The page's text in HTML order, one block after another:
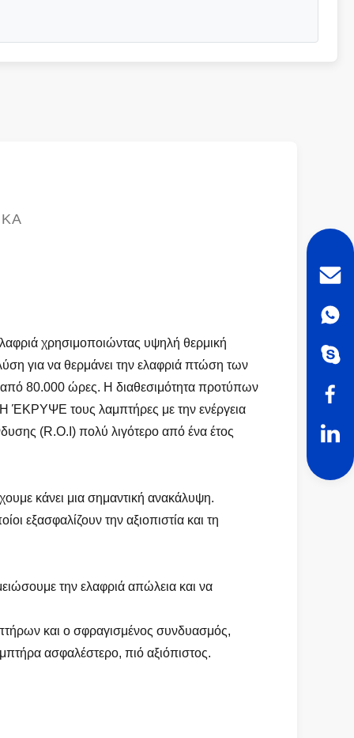
χρησιμοποιώντας υψηλή θερμική
για να θερμάνει την ελαφριά πτώση των
80.000 ώρες. Η διαθεσιμότητα προτύπων
ΈΚΡΥΨΕ τους λαμπτήρες με την ενέργεια
(R.O.I) πολύ λιγότερο από ένα έτος
κάνει μια σημαντική ανακάλυψη.
εξασφαλίζουν την αξιοπιστία και τη
την ελαφριά απώλεια και να
και ο σφραγισμένος συνδυασμός,
ασφαλέστερο, πιό αξιόπιστος.